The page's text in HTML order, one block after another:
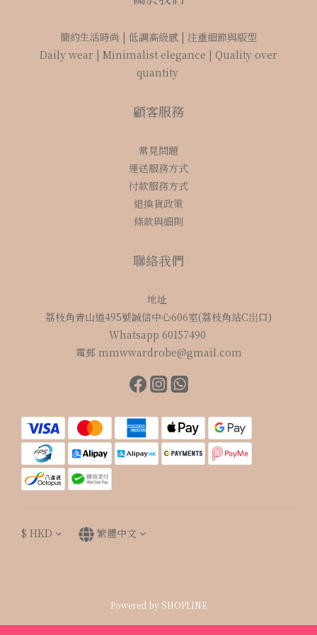
簡約生活時尚 | 低調高級感 | 注重細節與版型
Daily wear | Minimalist elegance | Quality over
quantity
顧客服務
常見問題
運送服務方式
付款服務方式
退換貨政策
條款與細則
聯絡我們
地址
荔枝角青山道495號誠信中心606室(荔枝角站C岀口)
Whatsapp 60157490
電郵 mmwwardrobe@gmail.com
$ HKD 繁體中文
Powered by SHOPLINE